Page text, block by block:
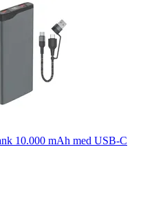
10.000 mAh med USB-C